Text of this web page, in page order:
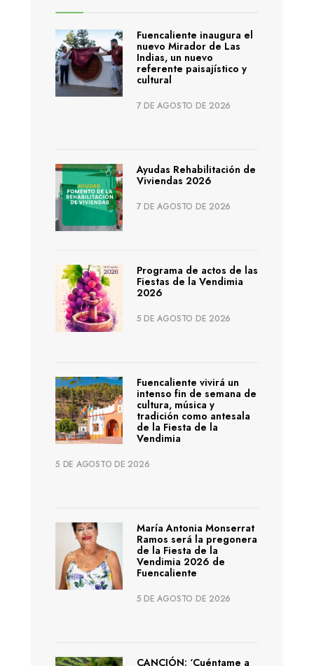
Fuencaliente inaugura el
nuevo Mirador de Las
Indias, un nuevo
referente paisajístico y
cultural
7 DE AGOSTO DE 2026
Ayudas Rehabilitación de
Viviendas 2026
7 DE AGOSTO DE 2026
Programa de actos de las
Fiestas de la Vendimia
2026
5 DE AGOSTO DE 2026
Fuencaliente vivirá un
intenso fin de semana de
cultura, música y
tradición como antesala
de la Fiesta de la
Vendimia
5 DE AGOSTO DE 2026
María Antonia Monserrat
Ramos será la pregonera
de la Fiesta de la
Vendimia 2026 de
Fuencaliente
5 DE AGOSTO DE 2026
CANCIÓN: ‘Cuéntame a